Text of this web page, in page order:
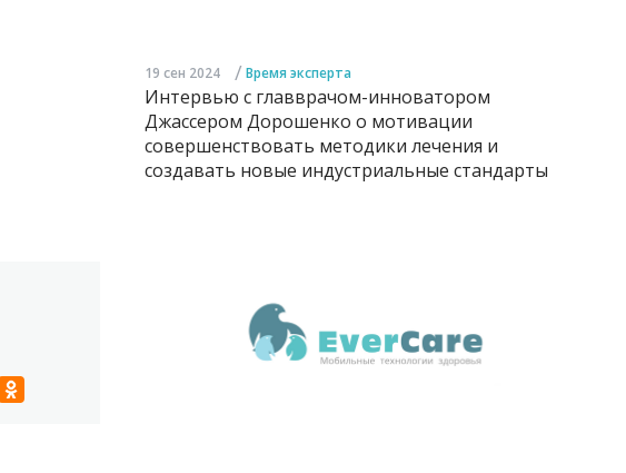
19 сен 2024 / Время эксперта
Интервью с главврачом-инноватором
Джассером Дорошенко о мотивации
совершенствовать методики лечения и
создавать новые индустриальные стандарты